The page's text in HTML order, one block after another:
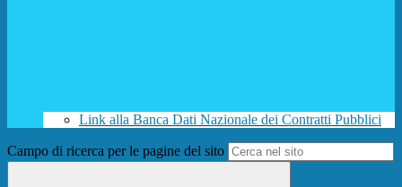
Link alla Banca Dati Nazionale dei Contratti Pubblici
Campo di ricerca per le pagine del sito